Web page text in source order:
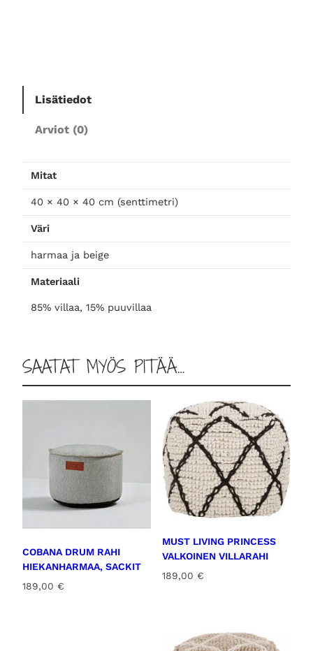
ä
r
Lisätiedot
Arviot (0)
Mitat
40 × 40 × 40 cm (senttimetri)
Väri
harmaa ja beige
Materiaali
85% villaa, 15% puuvillaa
SAATAT MYÖS PITÄÄ…
COBANA DRUM RAHI
HIEKANHARMAA, SACKIT
189,00 €
MUST LIVING PRINCESS
VALKOINEN VILLARAHI
189,00 €